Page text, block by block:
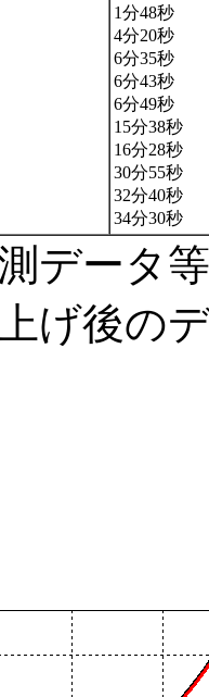
1分48秒
4分20秒
6分35秒
6分43秒
6分49秒
15分38秒
16分28秒
30分55秒
32分40秒
34分30秒
データ
げ後の